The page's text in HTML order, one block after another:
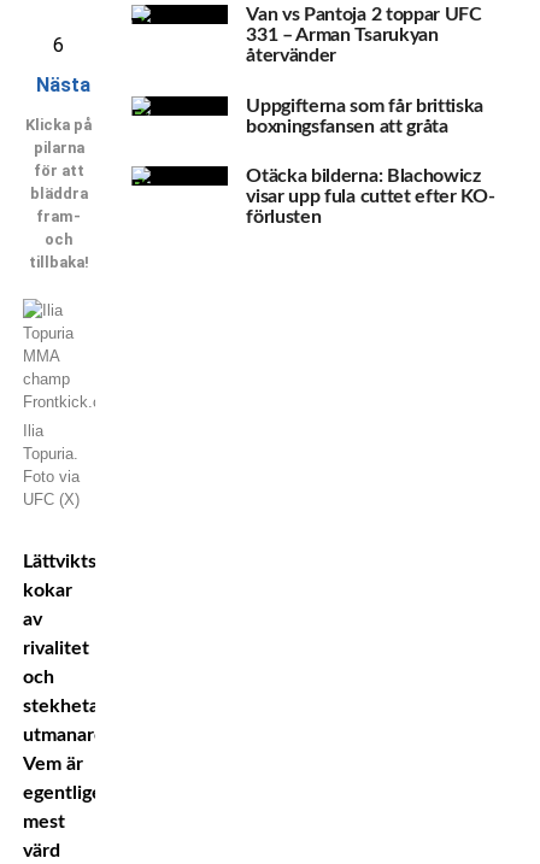
6
Nästa
Klicka på
pilarna
för att
bläddra
fram-
och
tillbaka!
Ilia
Topuria.
Foto via
UFC (X)
Lättviktsdivisionen
kokar
av
rivalitet
och
stekheta
utmanare.
Vem är
egentligen
mest
värd
Van vs Pantoja 2 toppar UFC
331 – Arman Tsarukyan
återvänder
Uppgifterna som får brittiska
boxningsfansen att gråta
Otäcka bilderna: Blachowicz
visar upp fula cuttet efter KO-
förlusten